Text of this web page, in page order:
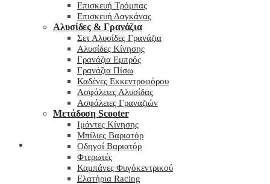
My wishlist
Επισκευή Τρόμπας
Επισκευή Δαγκάνας
Αλυσίδες & Γρανάζια
Σετ Αλυσίδες Γρανάζια
Αλυσίδες Κίνησης
Γρανάζια Εμπρός
Γρανάζια Πίσω
Καδένες Εκκεντροφόρου
Ασφάλειες Αλυσίδας
Ασφάλειες Γραναζιών
Μετάδοση Scooter
Ιμάντες Κίνησης
Μπίλιες Βαριατόρ
Οδηγοί Βαριατόρ
Φτερωτές
Καμπάνες Φυγόκεντρικού
Ελατήρια Racing